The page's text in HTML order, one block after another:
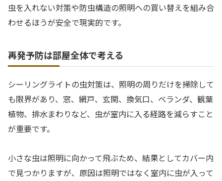
虫を入れない対策や防虫構造の照明への買い替えを組み合
わせるほうが安全で現実的です。
再発予防は部屋全体で考える
シーリングライトの虫対策は、照明の周りだけを掃除して
も限界があり、窓、網戸、玄関、換気口、ベランダ、観葉
植物、排水まわりなど、虫が室内に入る経路を減らすこと
が重要です。
小さな虫は照明に向かって飛ぶため、結果としてカバー内
で見つかりますが、原因は照明ではなく室内に虫が入って